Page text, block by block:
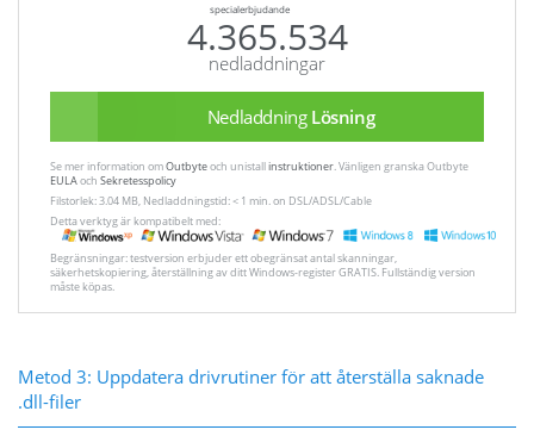
specialerbjudande
4.365.534
nedladdningar
Nedladdning Lösning
Se mer information omOutbyteoch unistallinstruktioner. Vänligen granska Outbyte
EULAoch Sekretesspolicy
Filstorlek: 3.04 MB, Nedladdningstid: < 1 min. on DSL/ADSL/Cable
Detta verktyg är kompatibelt med:
Begränsningar: testversion erbjuder ett obegränsat antal skanningar,
säkerhetskopiering, återställning av ditt Windows-register GRATIS. Fullständig version
måste köpas.
Metod 3: Uppdatera drivrutiner för att återställa saknade
.dll-filer